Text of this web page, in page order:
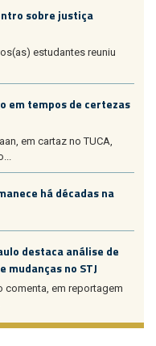
sobre justiça
estudantes reuniu
em tempos de certezas
em cartaz no TUCA,
há décadas na
destaca análise de
mudanças no STJ
comenta, em reportagem